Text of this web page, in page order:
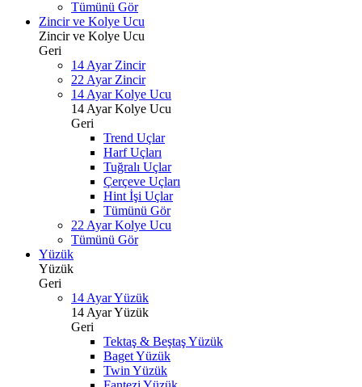
Tümünü Gör
Zincir ve Kolye Ucu
Zincir ve Kolye Ucu
Geri
14 Ayar Zincir
22 Ayar Zincir
14 Ayar Kolye Ucu
14 Ayar Kolye Ucu
Geri
Trend Uçlar
Harf Uçları
Tuğralı Uçlar
Çerçeve Uçları
Hint İşi Uçlar
Tümünü Gör
22 Ayar Kolye Ucu
Tümünü Gör
Yüzük
Yüzük
Geri
14 Ayar Yüzük
14 Ayar Yüzük
Geri
Tektaş & Beştaş Yüzük
Baget Yüzük
Twin Yüzük